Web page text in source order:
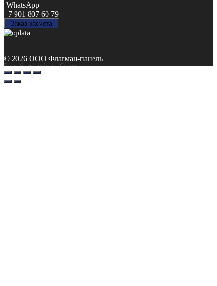
WhatsApp
+7 901 807 60 79
Заказ расчета
© 2026 ООО Флагман-панель
Разработка сайта- Cropas